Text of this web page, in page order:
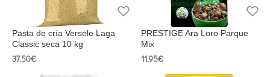
Pasta de cría Versele Laga
Classic seca 10 kg
37.50€
PRESTIGE Ara Loro Parque
Mix
11.95€